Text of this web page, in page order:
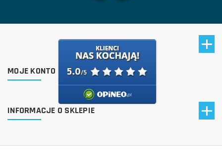
MOJE KONTO
INFORMACJE O SKLEPIE